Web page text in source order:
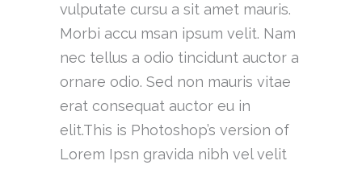
vulputate cursu a sit amet mauris.
Morbi accu msan ipsum velit. Nam
nec tellus a odio tincidunt auctor a
ornare odio. Sed non mauris vitae
erat consequat auctor eu in
elit.This is Photoshop’s version of
Lorem Ipsn gravida nibh vel velit